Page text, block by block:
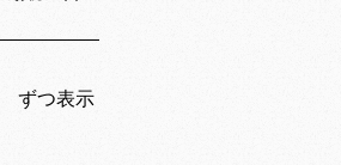
ずつ表示